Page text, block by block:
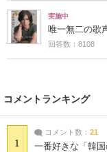
実施中
唯一無二の歌
回答数：8108
コメントランキング
1
コメント数： 21
一番好きな「韓